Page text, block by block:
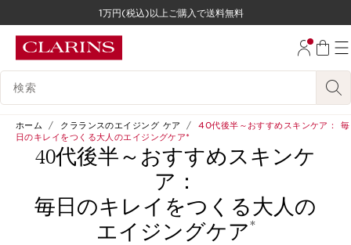
コンテンツへ移動
1万円(税込)以上ご購入で送料無料
検索候補
ホーム クラランスのエイジング ケア
40代後半～おすすめスキンケア： 毎
日のキレイをつくる大人のエイジングケア*
40代後半～おすすめスキンケ
ア：
毎日のキレイをつくる大人の
エイジングケア*